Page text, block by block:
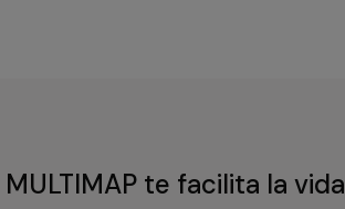
MULTIMAP te facilita la vida